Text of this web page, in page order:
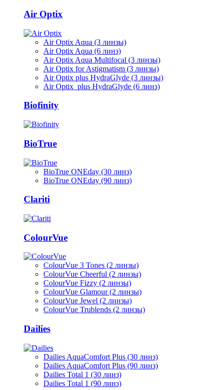
Air Optix
Air Optix Aqua (3 линзы)
Air Optix Aqua (6 линз)
Air Optix Aqua Multifocal (3 линзы)
Air Optix for Astigmatism (3 линзы)
Air Optix plus HydraGlyde (3 линзы)
Air Optix plus HydraGlyde (6 линз)
Biofinity
BioTrue
BioTrue ONEday (30 линз)
BioTrue ONEday (90 линз)
Clariti
ColourVue
ColourVue 3 Tones (2 линзы)
ColourVue Cheerful (2 линзы)
ColourVue Fizzy (2 линзы)
ColourVue Glamour (2 линзы)
ColourVue Jewel (2 линзы)
ColourVue Trublends (2 линзы)
Dailies
Dailies AquaComfort Plus (30 линз)
Dailies AquaComfort Plus (90 линз)
Dailies Total 1 (30 линз)
Dailies Total 1 (90 линз)